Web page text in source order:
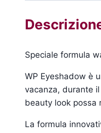
Speciale formula
WP Eyeshadow è
vacanza, durante
beauty look possa
La formula